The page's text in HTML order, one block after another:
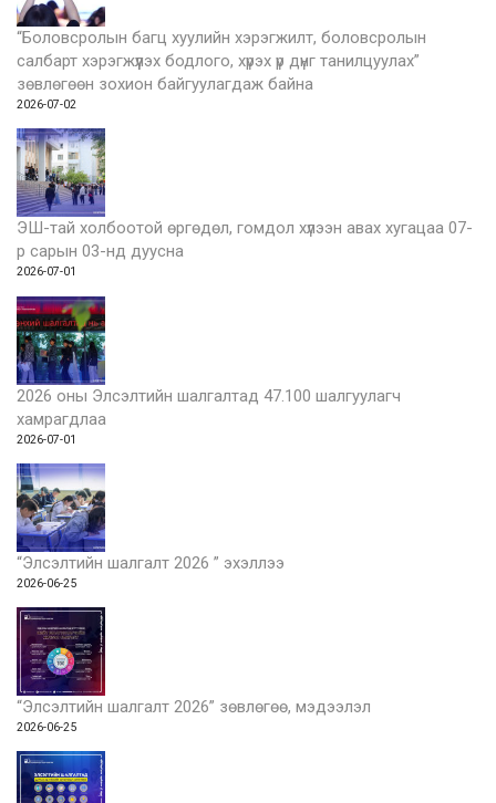
“Боловсролын багц хуулийн хэрэгжилт, боловсролын
салбарт хэрэгжүүлэх бодлого, хүрэх үр дүнг танилцуулах”
зөвлөгөөн зохион байгуулагдаж байна
2026-07-02
ЭШ-тай холбоотой өргөдөл, гомдол хүлээн авах хугацаа 07-
р сарын 03-нд дуусна
2026-07-01
2026 оны Элсэлтийн шалгалтад 47.100 шалгуулагч
хамрагдлаа
2026-07-01
“Элсэлтийн шалгалт 2026 ” эхэллээ
2026-06-25
“Элсэлтийн шалгалт 2026” зөвлөгөө, мэдээлэл
2026-06-25